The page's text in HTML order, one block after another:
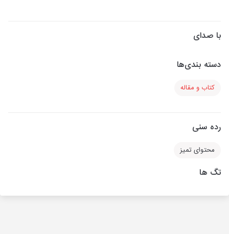
با صدای
دسته بندی‌ها
کتاب و مقاله
رده سنی
محتوای تمیز
تگ ها